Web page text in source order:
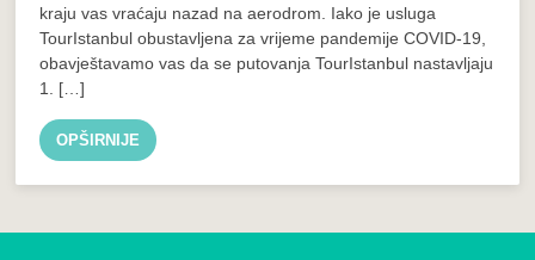
kraju vas vraćaju nazad na aerodrom. Iako je usluga
TourIstanbul obustavljena za vrijeme pandemije COVID-19,
obavještavamo vas da se putovanja TourIstanbul nastavljaju
1. […]
OPŠIRNIJE